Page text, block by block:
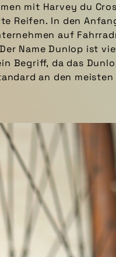
mit Harvey du
Reifen. In den
auf
Name Dunlop ist
Begriff, da das
an den meisten
luftgefüllten
er konnte seine
in Vergessenheit.
führte zum Erfolg und